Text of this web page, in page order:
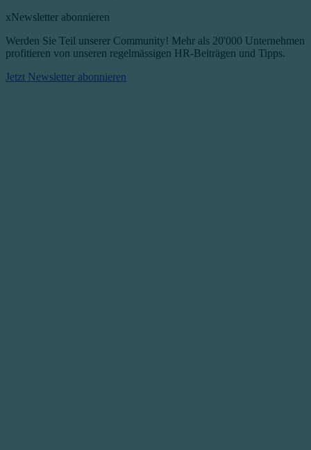
xNewsletter abonnieren
Werden Sie Teil unserer Community! Mehr als 20'000 Unternehmen
profitieren von unseren regelmässigen HR-Beiträgen und Tipps.​
Jetzt Newsletter abonnieren​